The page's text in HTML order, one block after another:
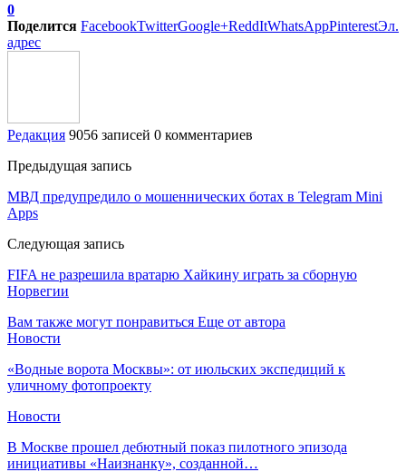
0
Поделится FacebookTwitterGoogle+ReddItWhatsAppPinterestЭл.
адрес
Редакция 9056 записей 0 комментариев
Предыдущая запись
МВД предупредило о мошеннических ботах в Telegram Mini
Apps
Следующая запись
FIFA не разрешила вратарю Хайкину играть за сборную
Норвегии
Вам также могут понравиться Еще от автора
Новости
«Водные ворота Москвы»: от июльских экспедиций к
уличному фотопроекту
Новости
В Москве прошел дебютный показ пилотного эпизода
инициативы «Наизнанку», созданной…